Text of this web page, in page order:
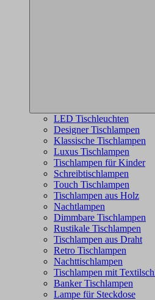
LED Tischleuchten
Designer Tischlampen
Klassische Tischlampen
Luxus Tischlampen
Tischlampen für Kinder
Schreibtischlampen
Touch Tischlampen
Tischlampen aus Holz
Nachtlampen
Dimmbare Tischlampen
Rustikale Tischlampen
Tischlampen aus Draht
Retro Tischlampen
Nachttischlampen
Tischlampen mit
Banker Tischlampen
Lampe für Steckdose